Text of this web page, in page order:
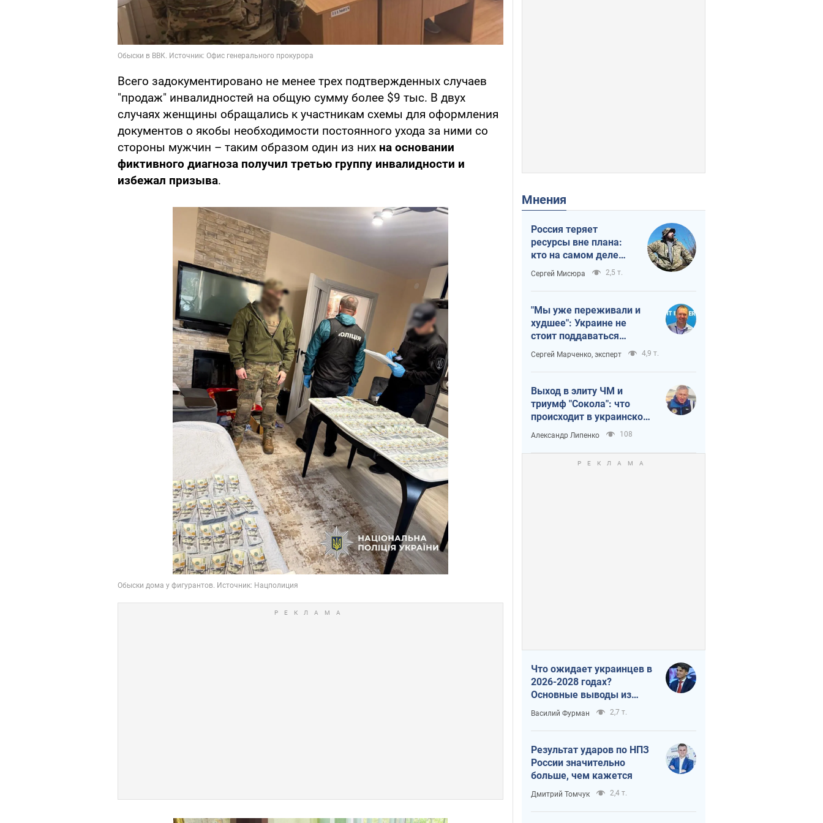
Всего задокументировано не менее трех подтвержденных случаев
"продаж" инвалидностей на общую сумму более $9 тыс. В двух
случаях женщины обращались к участникам схемы для оформления
документов о якобы необходимости постоянного ухода за ними со
стороны мужчин – таким образом один из них на основании
фиктивного диагноза получил третью группу инвалидности и
избежал призыва.
Мнения
Россия теряет
ресурсы вне плана:
кто на самом деле
диктует темп войны
Сергей Мисюра 2,5 т.
"Мы уже переживали и
худшее": Украине не
стоит поддаваться
отчаянию из-за
ракетного террора
Сергей Марченко, эксперт 4,9 т.
Выход в элиту ЧМ и
триумф "Сокола": что
происходит в украинском
хоккее
Александр Липенко 108
Что ожидает украинцев в
2026-2028 годах?
Основные выводы из
новых прогнозов от НБУ
Василий Фурман 2,7 т.
Результат ударов по НПЗ
России значительно
больше, чем кажется
Дмитрий Томчук 2,4 т.